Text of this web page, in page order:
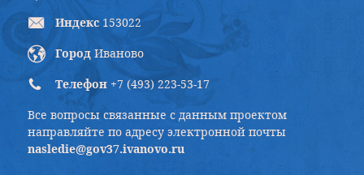
Индекс 153022
Город Иваново
Телефон +7 (493) 223-53-17
Все вопросы связанные с данным проектом
направляйте по адресу электронной почты
nasledie@gov37.ivanovo.ru